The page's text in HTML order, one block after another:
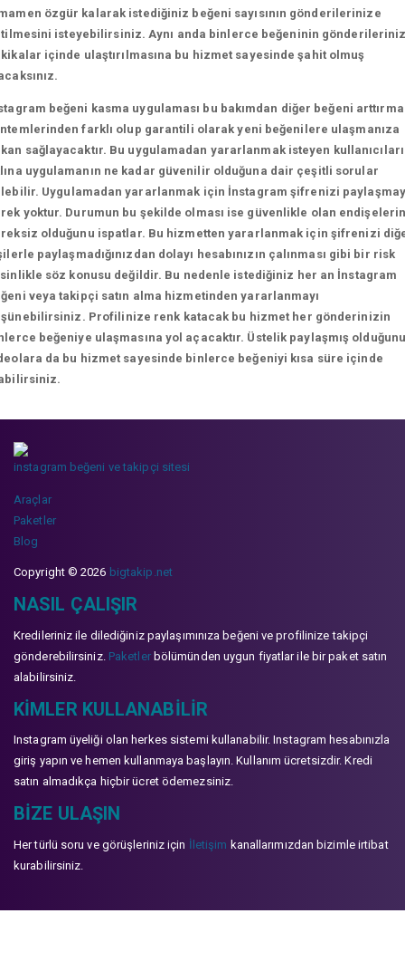
özgür kalarak istediğiniz beğeni sayısının gönderilerinize
isteyebilirsiniz. Aynı anda binlerce beğeninin
içinde ulaştırılmasına bu hizmet sayesinde şahit olmuş
beğeni kasma uygulaması bu bakımdan diğer beğeni arttırma
farklı olup garantili olarak yeni beğenilere ulaşmanıza
sağlayacaktır. Bu uygulamadan yararlanmak isteyen
uygulamanın ne kadar güvenilir olduğuna dair çeşitli sorular
Uygulamadan yararlanmak için İnstagram şifrenizi
yoktur. Durumun bu şekilde olması ise güvenlikle olan
olduğunu ispatlar. Bu hizmetten yararlanmak için şifrenizi
paylaşmadığınızdan dolayı hesabınızın çalınması gibi bir risk
söz konusu değildir. Bu nedenle istediğiniz her an İnstagram
veya takipçi satın alma hizmetinden yararlanmayı
Profilinize renk katacak bu hizmet her gönderinizin
beğeniye ulaşmasına yol açacaktır. Üstelik paylaşmış
da bu hizmet sayesinde binlerce beğeniyi kısa süre içinde
instagram beğeni ve takipçi sitesi
Araçlar
Paketler
Blog
Copyright © 2026 bigtakip.net
NASIL ÇALIŞIR
Kredileriniz ile dilediğiniz paylaşımınıza beğeni ve profilinize takipçi
gönderebilirsiniz. Paketlerbölümünden uygun fiyatlar ile bir paket satın
alabilirsiniz.
KIMLER KULLANABILIR
Instagram üyeliği olan herkes sistemi kullanabilir. Instagram hesabınızla
giriş yapın ve hemen kullanmaya başlayın. Kullanım ücretsizdir. Kredi
satın almadıkça hiçbir ücret ödemezsiniz.
BIZE ULAŞIN
Her türlü soru ve görüşleriniz için İletişim kanallarımızdan bizimle irtibat
kurabilirsiniz.